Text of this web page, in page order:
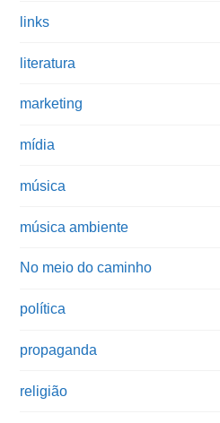
links
literatura
marketing
mídia
música
música ambiente
No meio do caminho
política
propaganda
religião